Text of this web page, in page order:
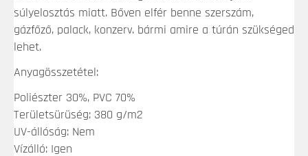
súlyelosztás miatt. Bőven elfér benne szerszám,
gázfőző, palack, konzerv. bármi amire a túrán szükséged
lehet.
Anyagösszetétel:
Poliészter 30%, PVC 70%
Területsürüség: 380 g/m2
UV-állóság: Nem
Vízálló: Igen